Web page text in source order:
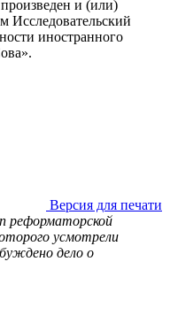
и (или)
Исследовательский
иностранного
Версия для печати
реформаторской
усмотрели
дело о